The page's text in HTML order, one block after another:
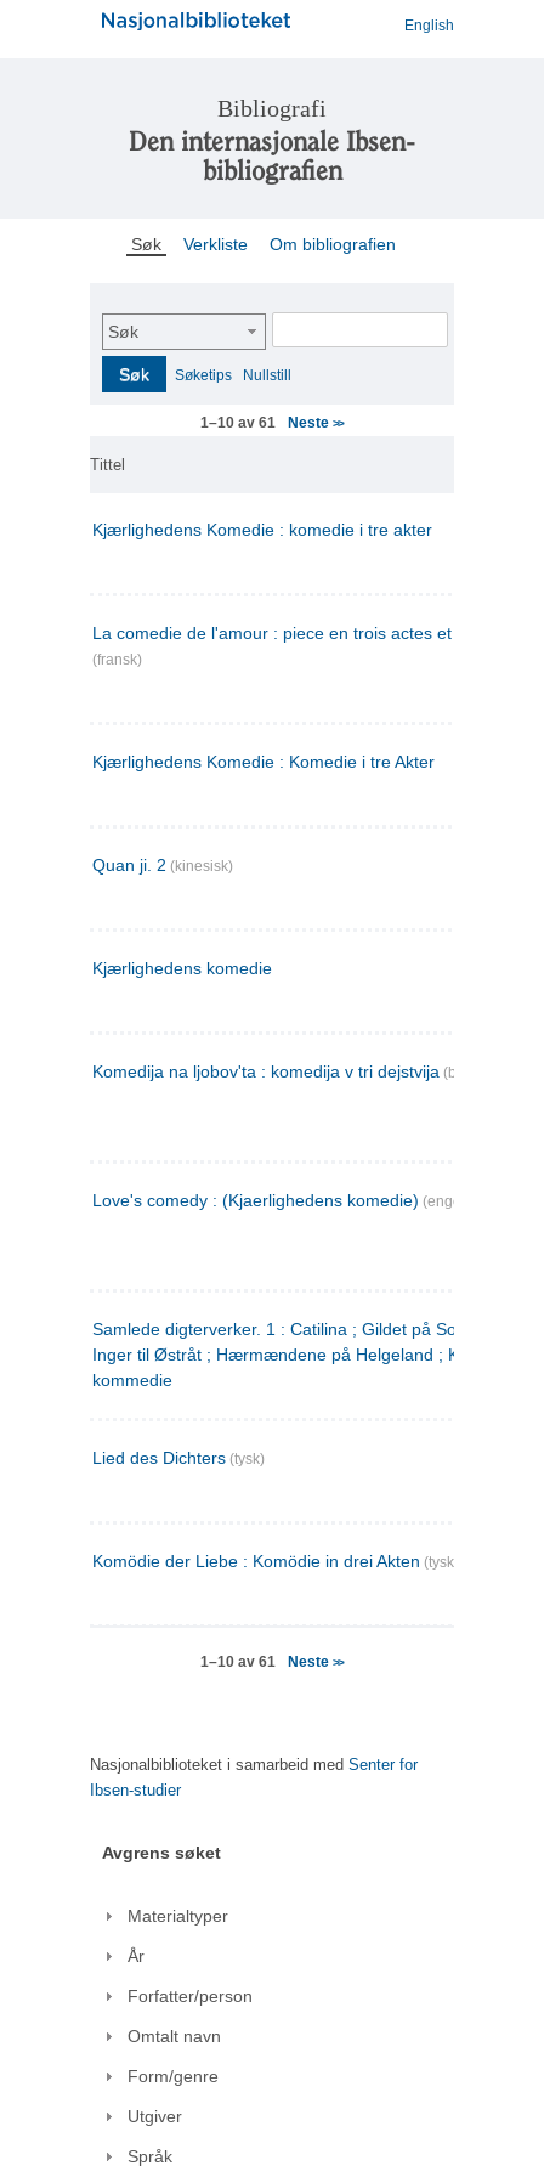
English
Bibliografi
Den internasjonale Ibsen-
bibliografien
Søk Verkliste Om bibliografien
Søk
Søk Søketips Nullstill
1–10 av 61 Neste>>
Tittel
Kjærlighedens Komedie : komedie i tre akter
La comedie de l'amour : piece en trois actes et en vers
(fransk)
Kjærlighedens Komedie : Komedie i tre Akter
Quan ji. 2 (kinesisk)
Kjærlighedens komedie
Komedija na ljobov'ta : komedija v tri dejstvija (bulgarsk)
Love's comedy : (Kjaerlighedens komedie) (engelsk)
Samlede digterverker. 1 : Catilina ; Gildet på Solhaug ; Fru
Inger til Østråt ; Hærmændene på Helgeland ;
kommedie
Lied des Dichters (tysk)
Komödie der Liebe : Komödie in drei Akten (tysk)
1–10 av 61 Neste>>
Nasjonalbiblioteket i samarbeid med Senter for
Ibsen-studier
Avgrens søket
Materialtyper
År
Forfatter/person
Omtalt navn
Form/genre
Utgiver
Språk